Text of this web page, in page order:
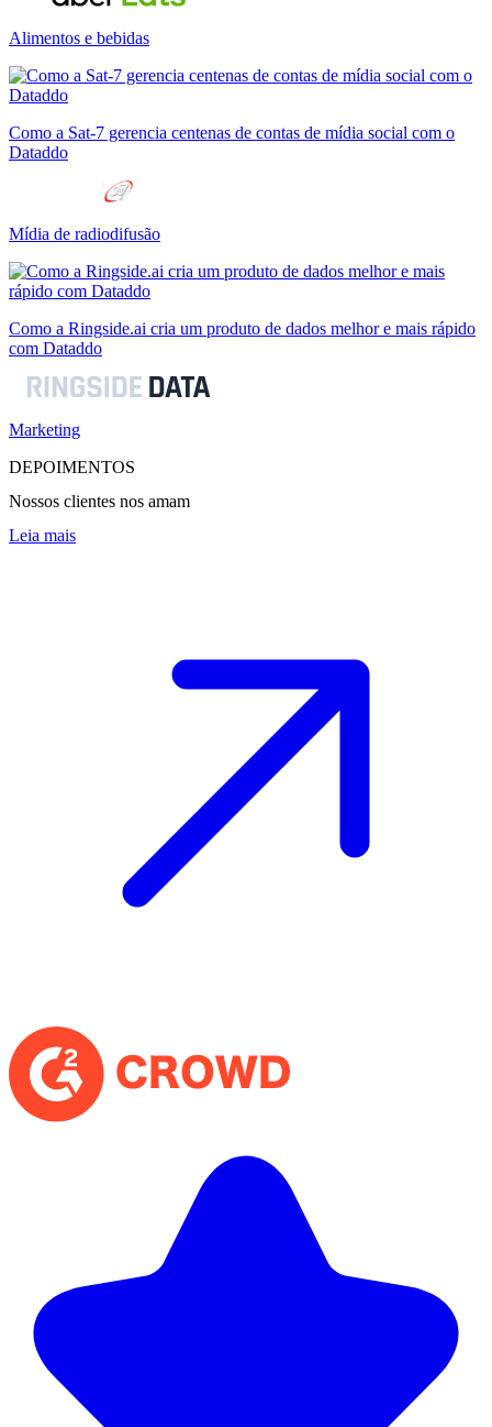
Alimentos e bebidas
Como a Sat-7 gerencia centenas de contas de mídia social com o
Dataddo
Mídia de radiodifusão
Como a Ringside.ai cria um produto de dados melhor e mais rápido
com Dataddo
Marketing
DEPOIMENTOS
Nossos clientes nos amam
Leia mais